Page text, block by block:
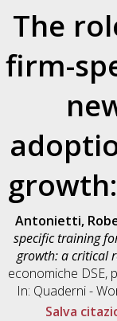
The
firm-
Antonietti,
specific training
growth: a critical
economiche DSE,
In: Quaderni -
Salva